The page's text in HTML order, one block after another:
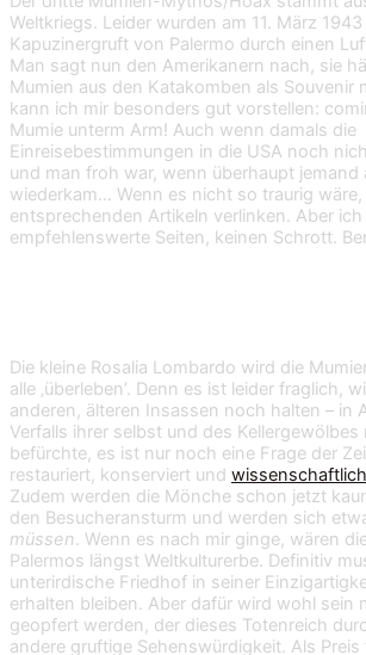
Weltkriegs. Leider wurden am 11. März
Kapuzinergruft von Palermo durch einen
Man sagt nun den Amerikanern nach, sie
Mumien aus den Katakomben als Souvenir
kann ich mir besonders gut vorstellen:
Mumie unterm Arm! Auch wenn damals die
Einreisebestimmungen in die USA noch
und man froh war, wenn überhaupt jemand
wiederkam… Wenn es nicht so traurig
entsprechenden Artikeln verlinken. Aber
empfehlenswerte Seiten, keinen Schrott.
Die kleine Rosalia Lombardo wird die
alle ‚überleben’. Denn es ist leider fraglich,
anderen, älteren Insassen noch halten – in
Verfalls ihrer selbst und des Kellergewölbes
befürchte, es ist nur noch eine Frage der
restauriert, konserviert und
Zudem werden die Mönche schon jetzt
den Besucheransturm und werden sich
müssen. Wenn es nach mir ginge, wären
Palermos längst Weltkulturerbe. Definitiv
unterirdische Friedhof in seiner
erhalten bleiben. Aber dafür wird wohl sein
geopfert werden, der dieses Totenreich
andere gruftige Sehenswürdigkeit. Als